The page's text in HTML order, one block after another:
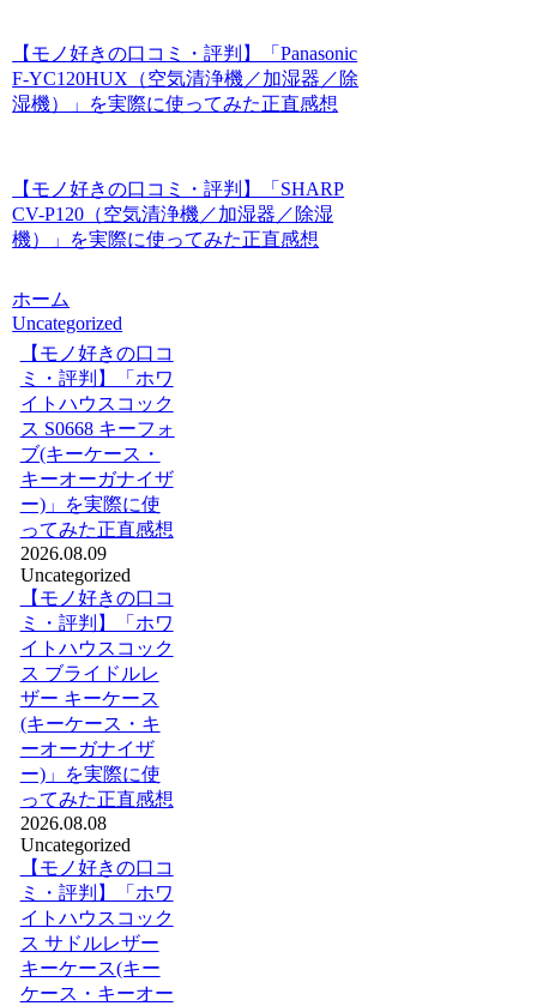
【モノ好きの口コミ・評判】「Panasonic
F-YC120HUX（空気清浄機／加湿器／除
湿機）」を実際に使ってみた正直感想
【モノ好きの口コミ・評判】「SHARP
CV-P120（空気清浄機／加湿器／除湿
機）」を実際に使ってみた正直感想
ホーム
Uncategorized
【モノ好きの口コ
ミ・評判】「ホワ
イトハウスコック
ス S0668 キーフォ
ブ(キーケース・
キーオーガナイザ
ー)」を実際に使
ってみた正直感想
2026.08.09
Uncategorized
【モノ好きの口コ
ミ・評判】「ホワ
イトハウスコック
ス ブライドルレ
ザー キーケース
(キーケース・キ
ーオーガナイザ
ー)」を実際に使
ってみた正直感想
2026.08.08
Uncategorized
【モノ好きの口コ
ミ・評判】「ホワ
イトハウスコック
ス サドルレザー
キーケース(キー
ケース・キーオー